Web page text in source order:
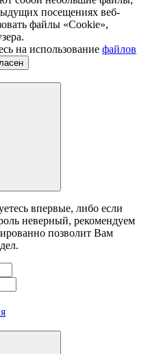
посещениях веб-
файлы «Сookie»,
на использование файлов
впервые, либо если
неверный, рекомендуем
позволит Вам